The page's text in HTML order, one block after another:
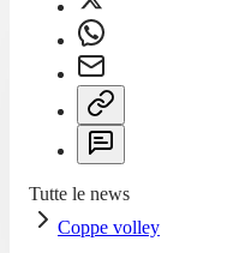
Tutte le news
Coppe volley